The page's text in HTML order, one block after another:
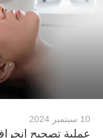
10 سبتمبر 2024
عملية تصحيح